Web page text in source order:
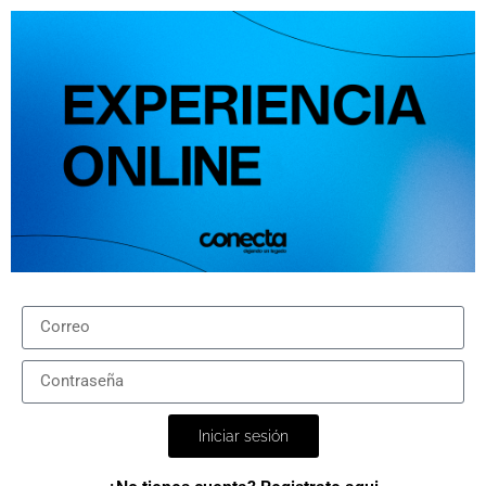
Iniciar sesión